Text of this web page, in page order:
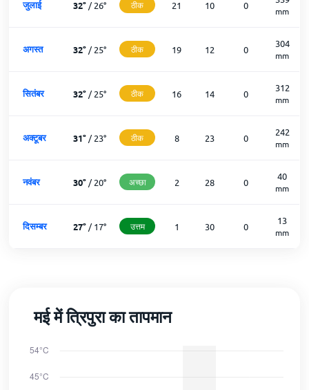
जुलाई 32°/26° ठीक 21 10 0 mm
अगस्त 32°/25° ठीक 19 12 0
304
mm
सितंबर 32°/25° ठीक 16 14 0
312
mm
अक्टूबर 31°/23° ठीक 8 23 0
242
mm
नवंबर 30°/20° अच्छा 2 28 0
40
mm
दिसम्बर 27°/17° उत्तम 1 30 0
13
mm
मई में त्रिपुरा का तापमान